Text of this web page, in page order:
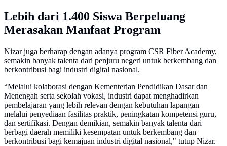
Lebih dari 1.400 Siswa Berpeluang
Merasakan Manfaat Program
Nizar juga berharap dengan adanya program CSR Fiber Academy,
semakin banyak talenta dari penjuru negeri untuk berkembang dan
berkontribusi bagi industri digital nasional.
“Melalui kolaborasi dengan Kementerian Pendidikan Dasar dan
Menengah serta sekolah vokasi, industri dapat menghadirkan
pembelajaran yang lebih relevan dengan kebutuhan lapangan
melalui penyediaan fasilitas praktik, peningkatan kompetensi guru,
dan sertifikasi. Dengan demikian, semakin banyak talenta dari
berbagi daerah memiliki kesempatan untuk berkembang dan
berkontribusi bagi kemajuan industri digital nasional," tutup Nizar.